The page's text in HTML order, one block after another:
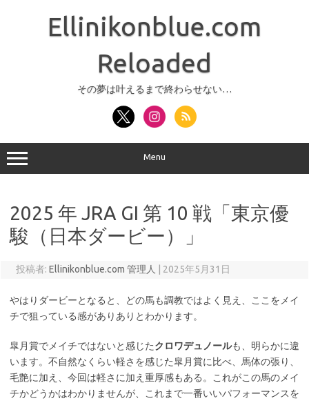
Ellinikonblue.com
Reloaded
その夢は叶えるまで終わらせない…
Menu
2025 年 JRA GI 第 10 戦「東京優
駿（日本ダービー）」
投稿者: Ellinikonblue.com 管理人 2025年5月31日
やはりダービーとなると、どの馬も調教ではよく見え、ここをメイ
チで狙っている感がありありとわかります。
皐月賞でメイチではないと感じたクロワデュノールも、明らかに違
います。不自然なくらい軽さを感じた皐月賞に比べ、馬体の張り、
毛艶に加え、今回は軽さに加え重厚感もある。これがこの馬のメイ
チかどうかはわかりませんが、これまで一番いいパフォーマンスを